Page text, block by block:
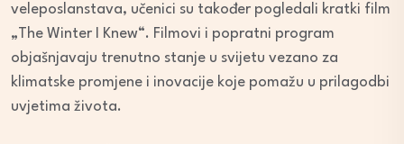
veleposlanstava, učenici su također pogledali kratki film
„The Winter I Knew“. Filmovi i popratni program
objašnjavaju trenutno stanje u svijetu vezano za
klimatske promjene i inovacije koje pomažu u prilagodbi
uvjetima života.